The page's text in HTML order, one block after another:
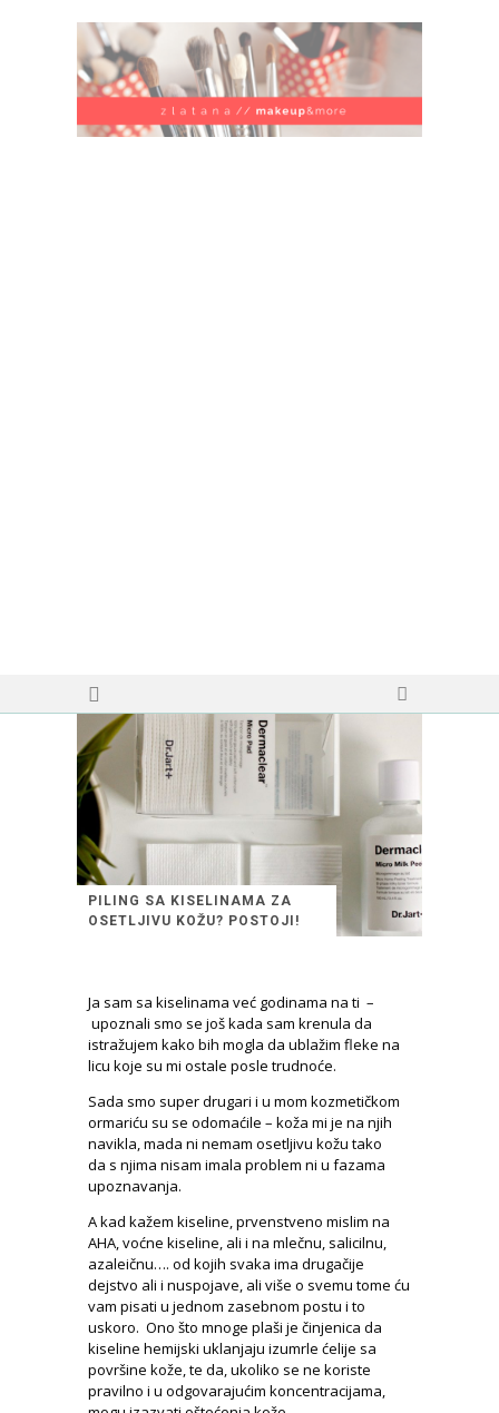
PILING SA KISELINAMA ZA
OSETLJIVU KOŽU? POSTOJI!
Ja sam sa kiselinama već godinama na ti –
upoznali smo se još kada sam krenula da
istražujem kako bih mogla da ublažim fleke na
licu koje su mi ostale posle trudnoće.
Sada smo super drugari i u mom kozmetičkom
ormariću su se odomaćile – koža mi je na njih
navikla, mada ni nemam osetljivu kožu tako
da s njima nisam imala problem ni u fazama
upoznavanja.
A kad kažem kiseline, prvenstveno mislim na
AHA, voćne kiseline, ali i na mlečnu, salicilnu,
azaleičnu…. od kojih svaka ima drugačije
dejstvo ali i nuspojave, ali više o svemu tome ću
vam pisati u jednom zasebnom postu i to
uskoro. Ono što mnoge plaši je činjenica da
kiseline hemijski uklanjaju izumrle ćelije sa
površine kože, te da, ukoliko se ne koriste
pravilno i u odgovarajućim koncentracijama,